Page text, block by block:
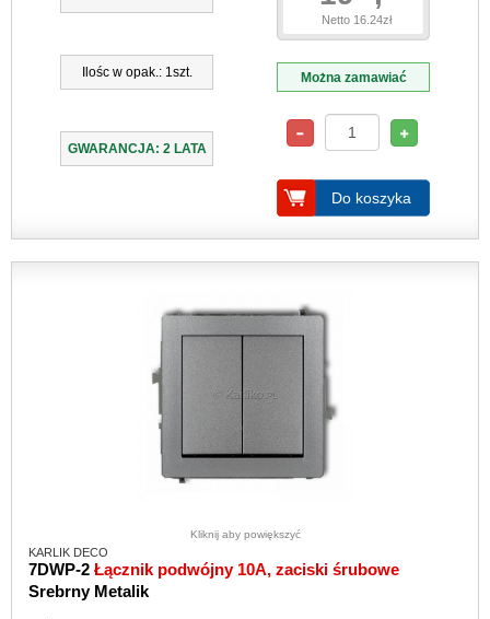
Ilośc w opak.: 1szt.
GWARANCJA: 2 LATA
Netto 16.24zł
Można zamawiać
Do koszyka
Kliknij aby powiększyć
KARLIK DECO
7DWP-2 Łącznik podwójny 10A, zaciski śrubowe
Srebrny Metalik